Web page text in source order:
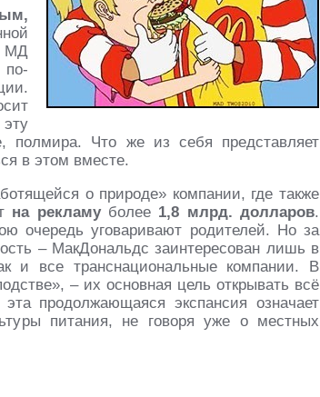
МД
по-
полмира. Что же из себя представляет
в этом вместе.
о природе» компании, где также
на рекламуболее 1,8 млрд. долларов.
очередь уговаривают родителей. Но за
– МакДональдс заинтересован лишь в
и все транснациональные компании. В
– их основная цель открывать всё
продолжающаяся экспансия означает
питания, не говоря уже о местных